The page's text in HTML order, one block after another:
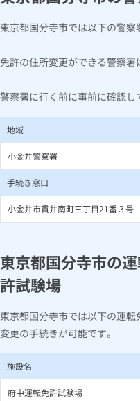
東京都国分寺市では以下の警察
免許の住所変更ができる警察署
警察署に行く前に事前に確認し
地域
小金井警察署
手続き窓口
小金井市貫井南町三丁目21番３号
東京都国分寺市の
許試験場
東京都国分寺市では以下の運
変更の手続きが可能です。
施設名
府中運転免許試験場